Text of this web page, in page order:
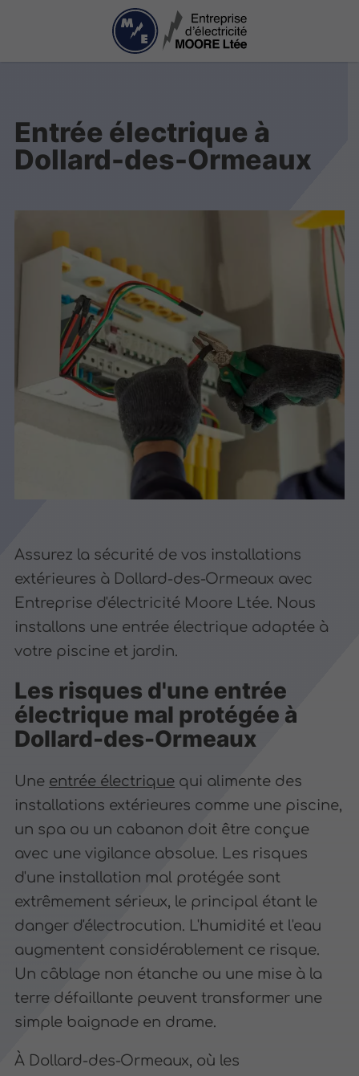
Entrée électrique à
Dollard-des-Ormeaux
Assurez la sécurité de vos installations
extérieures à Dollard-des-Ormeaux avec
Entreprise d'électricité Moore Ltée. Nous
installons une entrée électrique adaptée à
votre piscine et jardin.
Les risques d'une entrée
électrique mal protégée à
Dollard-des-Ormeaux
Une entrée électrique qui alimente des
installations extérieures comme une piscine,
un spa ou un cabanon doit être conçue
avec une vigilance absolue. Les risques
d'une installation mal protégée sont
extrêmement sérieux, le principal étant le
danger d'électrocution. L'humidité et l'eau
augmentent considérablement ce risque.
Un câblage non étanche ou une mise à la
terre défaillante peuvent transformer une
simple baignade en drame.
À Dollard-des-Ormeaux, où les